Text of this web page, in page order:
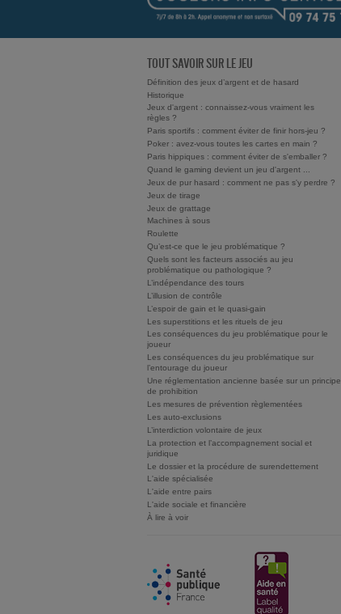
TOUT SAVOIR SUR LE JEU
Définition des jeux d’argent et de hasard
Historique
Jeux d'argent : connaissez-vous vraiment les
règles ?
Paris sportifs : comment éviter de finir hors-jeu ?
Poker : avez-vous toutes les cartes en main ?
Paris hippiques : comment éviter de s'emballer ?
Quand le gaming devient un jeu d'argent ...
Jeux de pur hasard : comment ne pas s'y perdre ?
Jeux de tirage
Jeux de grattage
Machines à sous
Roulette
Qu’est-ce que le jeu problématique ?
Quels sont les facteurs associés au jeu
problématique ou pathologique ?
L’indépendance des tours
L’illusion de contrôle
L’espoir de gain et le quasi-gain
Les superstitions et les rituels de jeu
Les conséquences du jeu problématique pour le
joueur
Les conséquences du jeu problématique sur
l’entourage du joueur
Une réglementation ancienne basée sur un principe
de prohibition
Les mesures de prévention règlementées
Les auto-exclusions
L’interdiction volontaire de jeux
La protection et l’accompagnement social et
juridique
Le dossier et la procédure de surendettement
L'aide spécialisée
L'aide entre pairs
L'aide sociale et financière
À lire à voir